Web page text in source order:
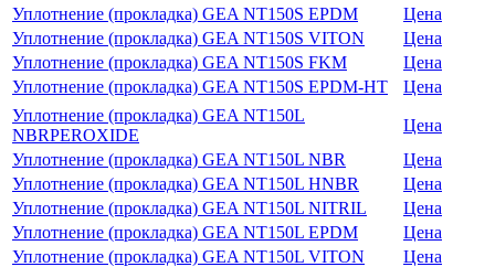
Уплотнение (прокладка) GEA NT150S EPDM
Цена
Уплотнение (прокладка) GEA NT150S VITON
Цена
Уплотнение (прокладка) GEA NT150S FKM
Цена
Уплотнение (прокладка) GEA NT150S EPDM-HT
Цена
Уплотнение (прокладка) GEA NT150L
NBRPEROXIDE
Цена
Уплотнение (прокладка) GEA NT150L NBR
Цена
Уплотнение (прокладка) GEA NT150L HNBR
Цена
Уплотнение (прокладка) GEA NT150L NITRIL
Цена
Уплотнение (прокладка) GEA NT150L EPDM
Цена
Уплотнение (прокладка) GEA NT150L VITON
Цена